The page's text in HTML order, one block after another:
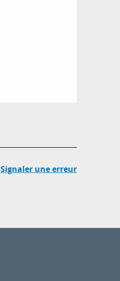
Signaler une erreur